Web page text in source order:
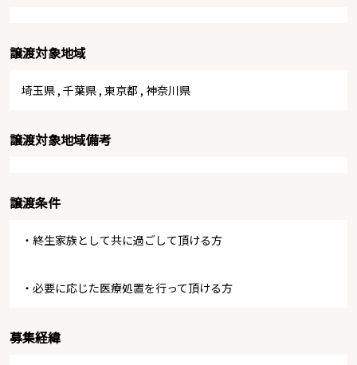
譲渡対象地域
埼玉県 , 千葉県 , 東京都 , 神奈川県
譲渡対象地域備考
譲渡条件
・終生家族として共に過ごして頂ける方
・必要に応じた医療処置を行って頂ける方
募集経緯